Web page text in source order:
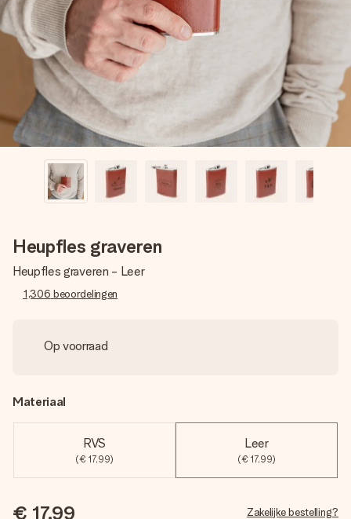
Je maakt in een paar stappen iets unieks – met haar naam,
jullie foto of een boodschap die raakt. Zonder gedoe, maar
met alle aandacht voor het moment.
Heupfles graveren
Heupfles graveren - Leer
1,306 beoordelingen
Op voorraad
Materiaal
RVS
(€ 17,99)
Leer
(€ 17,99)
€ 17,99 Zakelijke bestelling?